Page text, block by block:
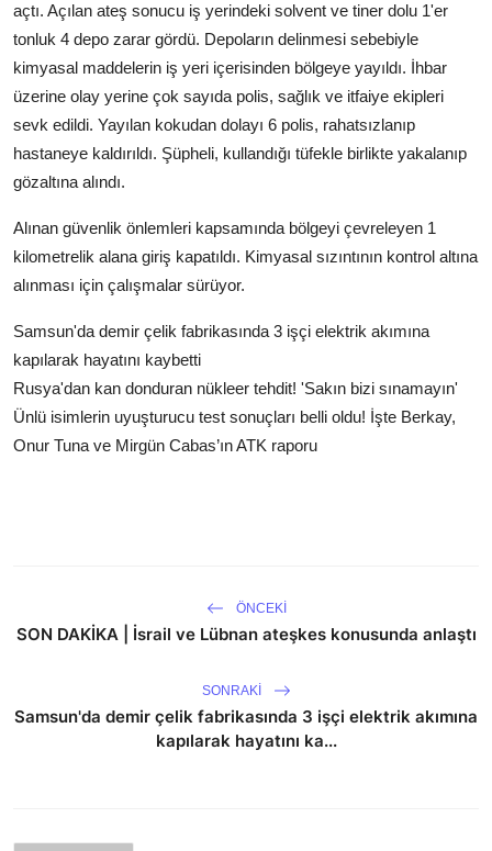
açtı. Açılan ateş sonucu iş yerindeki solvent ve tiner dolu 1'er
tonluk 4 depo zarar gördü. Depoların delinmesi sebebiyle
kimyasal maddelerin iş yeri içerisinden bölgeye yayıldı. İhbar
üzerine olay yerine çok sayıda polis, sağlık ve itfaiye ekipleri
sevk edildi. Yayılan kokudan dolayı 6 polis, rahatsızlanıp
hastaneye kaldırıldı. Şüpheli, kullandığı tüfekle birlikte yakalanıp
gözaltına alındı.
Alınan güvenlik önlemleri kapsamında bölgeyi çevreleyen 1
kilometrelik alana giriş kapatıldı. Kimyasal sızıntının kontrol altına
alınması için çalışmalar sürüyor.
Samsun'da demir çelik fabrikasında 3 işçi elektrik akımına
kapılarak hayatını kaybetti
Rusya'dan kan donduran nükleer tehdit! 'Sakın bizi sınamayın'
Ünlü isimlerin uyuşturucu test sonuçları belli oldu! İşte Berkay,
Onur Tuna ve Mirgün Cabas’ın ATK raporu
ÖNCEKI
SON DAKİKA | İsrail ve Lübnan ateşkes konusunda anlaştı
SONRAKI
Samsun'da demir çelik fabrikasında 3 işçi elektrik akımına
kapılarak hayatını ka...